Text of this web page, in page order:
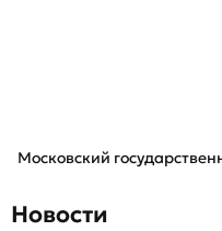
Московский
Новости